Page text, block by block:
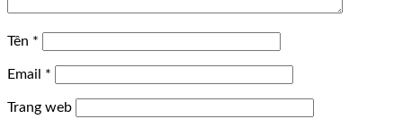
Tên *
Email *
Trang web